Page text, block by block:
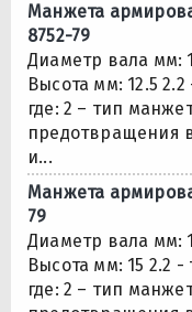
Манжета
8752-79
Диаметр вала мм:
Высота мм: 12.5
где: 2 – тип
предотвращения
и...
Манжета
79
Диаметр вала мм:
Высота мм: 15 2.2
где: 2 – тип